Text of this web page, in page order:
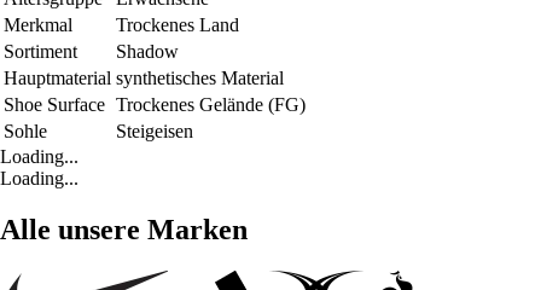
Merkmal
Trockenes Land
Sortiment
Shadow
Hauptmaterial synthetisches Material
Shoe Surface Trockenes Gelände (FG)
Sohle
Steigeisen
Loading...
Loading...
Alle unsere Marken